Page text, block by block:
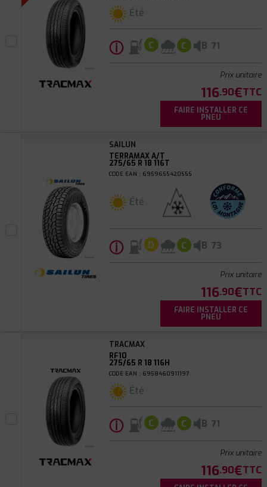
Été
ⓘ C C B 71
Prix unitaire
116.90€TTC
FAIRE INSTALLER CE
PNEU
SAILUN
TERRAMAX A/T
275/65 R 18 116T
CODE EAN : 6959655420555
Été
ⓘ D C B 73
Prix unitaire
116.90€TTC
FAIRE INSTALLER CE
PNEU
TRACMAX
RF10
275/65 R 18 116H
CODE EAN : 6958460911197
Été
ⓘ C C B 71
Prix unitaire
116.90€TTC